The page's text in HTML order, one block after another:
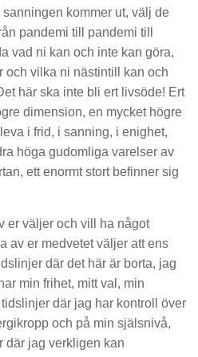
kommer ut, välj de
pandemi till pandemi till
vad ni kan och inte kan göra,
och vilka ni nästintill kan och
här ska inte bli ert livsöde! Ert
dimension, en mycket högre
i frid, i sanning, i enighet,
höga gudomliga varelser av
ett enormt stort befinner sig
er väljer och vill ha något
av er medvetet väljer att ens
där det här är borta, jag
min frihet, mitt val, min
där jag har kontroll över
och på min själsnivå,
där jag verkligen kan